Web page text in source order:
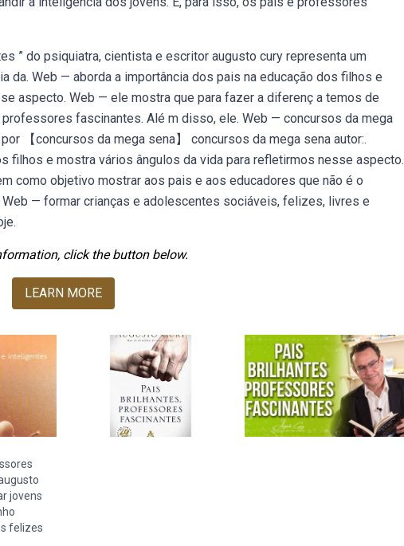
” do psiquiatra, cientista e escritor augusto cury representa um
da. Web — aborda a importância dos pais na educação dos filhos e
aspecto. Web — ele mostra que para fazer a diferenç a temos de
fascinantes. Alé m disso, ele. Web — concursos da mega
【concursos da mega sena】 concursos da mega sena autor:.
filhos e mostra vários ângulos da vida para refletirmos nesse aspecto.
como objetivo mostrar aos pais e aos educadores que não é o
— formar crianças e adolescentes sociáveis, felizes, livres e
click the button below.
LEARN MORE
jovens
felizes